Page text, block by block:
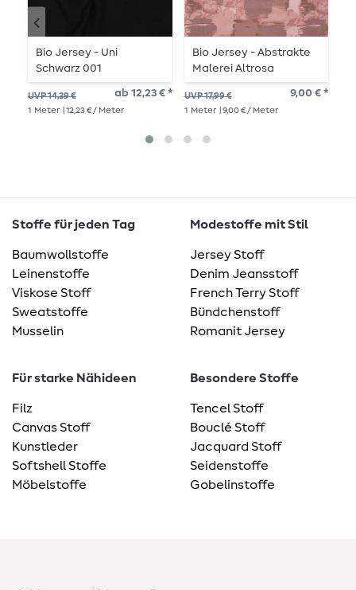
Bio Jersey - Uni
Schwarz 001
UVP 14,39 € ab 12,23 € *
1 Meter | 12,23 € / Meter
Bio Jersey - Abstrakte
Malerei Altrosa
UVP 17,99 € 9,00 € *
1 Meter | 9,00 € / Meter
Stoffe für jeden Tag
Baumwollstoffe
Leinenstoffe
Viskose Stoff
Sweatstoffe
Musselin
Modestoffe mit Stil
Jersey Stoff
Denim Jeansstoff
French Terry Stoff
Bündchenstoff
Romanit Jersey
Für starke Nähideen
Filz
Canvas Stoff
Kunstleder
Softshell Stoffe
Möbelstoffe
Besondere Stoffe
Tencel Stoff
Bouclé Stoff
Jacquard Stoff
Seidenstoffe
Gobelinstoffe